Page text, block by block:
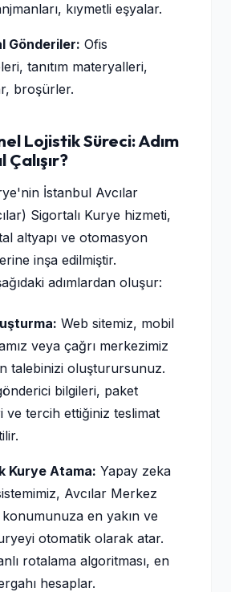
kıymetli eşyalar.
Gönderiler: Ofis
tanıtım materyalleri,
broşürler.
Lojistik Süreci: Adım
Çalışır?
İstanbul Avcılar
Sigortalı Kurye hizmeti,
altyapı ve otomasyon
inşa edilmiştir.
adımlardan oluşur:
Web sitemiz, mobil
veya çağrı merkezimiz
talebinizi oluşturursunuz.
bilgileri, paket
ve tercih ettiğiniz teslimat
Kurye Atama: Yapay zeka
Avcılar Merkez
konumunuza en yakın ve
otomatik olarak atar.
rotalama algoritması, en
hesaplar.